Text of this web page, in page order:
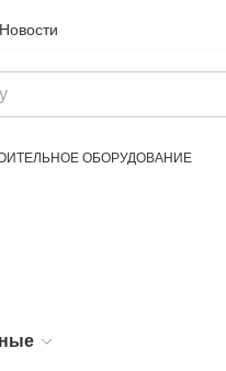
Новости
ОБОРУДОВАНИЕ